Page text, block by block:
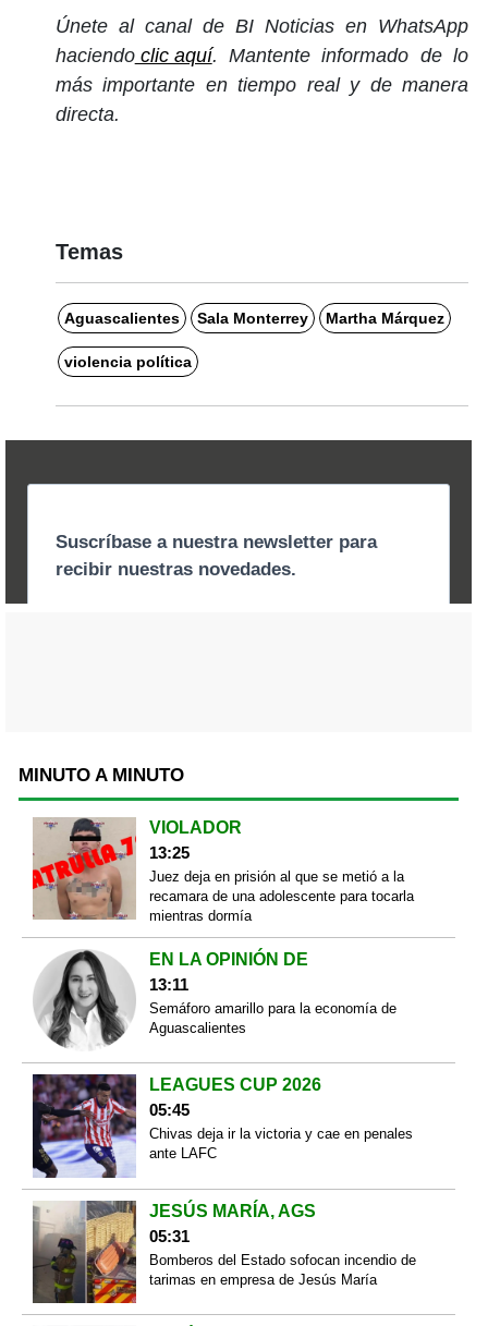
Únete al canal de BI Noticias en WhatsApp
haciendoclic aquí. Mantente informado de lo
más importante en tiempo real y de manera
directa.
Temas
Aguascalientes Sala Monterrey Martha Márquez
violencia política
MINUTO A MINUTO
VIOLADOR
13:25
Juez deja en prisión al que se metió a la
recamara de una adolescente para tocarla
mientras dormía
EN LA OPINIÓN DE
13:11
Semáforo amarillo para la economía de
Aguascalientes
LEAGUES CUP 2026
05:45
Chivas deja ir la victoria y cae en penales
ante LAFC
JESÚS MARÍA, AGS
05:31
Bomberos del Estado sofocan incendio de
tarimas en empresa de Jesús María